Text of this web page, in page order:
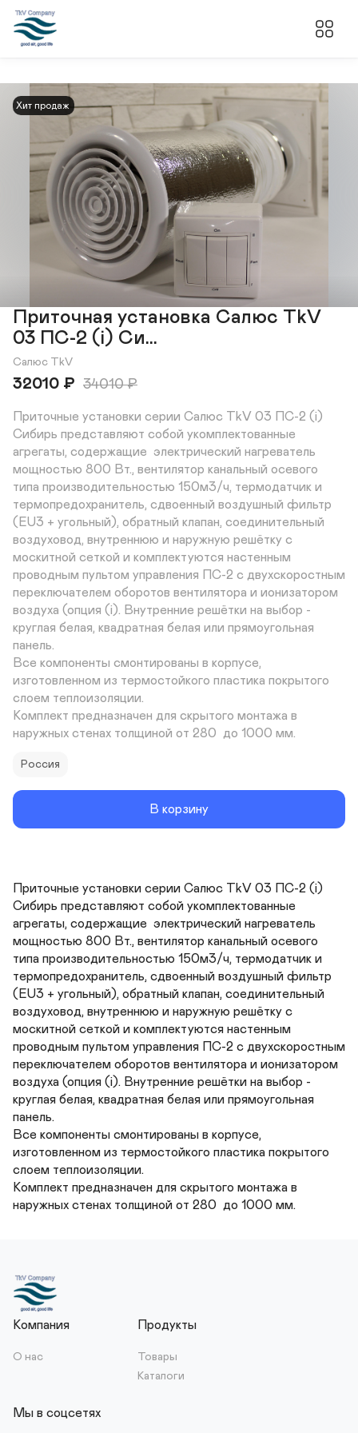
Хит продаж
Приточная установка Салюс TkV
03 ПС-2 (i) Си...
Салюс TkV
32010 ₽ 34010₽
Приточные установки серии Салюс TkV 03 ПС-2 (i)
Сибирь представляют собой укомплектованные
агрегаты, содержащие  электрический нагреватель
мощностью 800 Вт., вентилятор канальный осевого
типа производительностью 150м3/ч, термодатчик и
термопредохранитель, сдвоенный воздушный фильтр
(EU3 + угольный), обратный клапан, соединительный
воздуховод, внутреннюю и наружную решётку с
москитной сеткой и комплектуются настенным
проводным пультом управления ПС-2 с двухскоростным
переключателем оборотов вентилятора и ионизатором
воздуха (опция (i). Внутренние решётки на выбор -
круглая белая, квадратная белая или прямоугольная
панель.
Все компоненты смонтированы в корпусе,
изготовленном из термостойкого пластика покрытого
слоем теплоизоляции.
Комплект предназначен для скрытого монтажа в
наружных стенах толщиной от 280  до 1000 мм.
Россия
В корзину
Приточные установки серии Салюс TkV 03 ПС-2 (i)
Сибирь представляют собой укомплектованные
агрегаты, содержащие  электрический нагреватель
мощностью 800 Вт., вентилятор канальный осевого
типа производительностью 150м3/ч, термодатчик и
термопредохранитель, сдвоенный воздушный фильтр
(EU3 + угольный), обратный клапан, соединительный
воздуховод, внутреннюю и наружную решётку с
москитной сеткой и комплектуются настенным
проводным пультом управления ПС-2 с двухскоростным
переключателем оборотов вентилятора и ионизатором
воздуха (опция (i). Внутренние решётки на выбор -
круглая белая, квадратная белая или прямоугольная
панель.
Все компоненты смонтированы в корпусе,
изготовленном из термостойкого пластика покрытого
слоем теплоизоляции.
Комплект предназначен для скрытого монтажа в
наружных стенах толщиной от 280  до 1000 мм.
Компания
О нас
Продукты
Товары
Каталоги
Мы в соцсетях